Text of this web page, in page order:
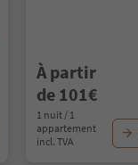
À partir
de 101€
1 nuit / 1
appartement
incl. TVA